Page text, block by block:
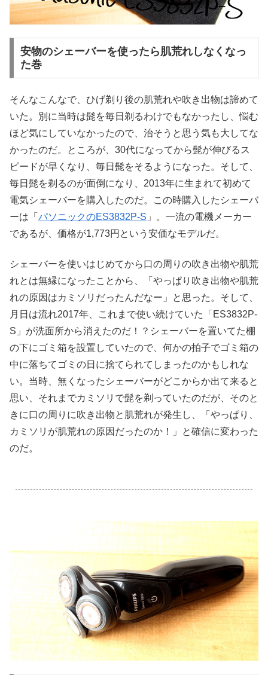
安物のシェーバーを使ったら肌荒れしなくなっ
た巻
そんなこんなで、ひげ剃り後の肌荒れや吹き出物は諦めて
いた。別に当時は髭を毎日剃るわけでもなかったし、悩む
ほど気にしていなかったので、治そうと思う気も大してな
かったのだ。ところが、30代になってから髭が伸びるス
ピードが早くなり、毎日髭をそるようになった。そして、
毎日髭を剃るのが面倒になり、2013年に生まれて初めて
電気シェーバーを購入したのだ。この時購入したシェーバ
ーは「 パソニックのES3832P-S 」。一流の電機メーカー
であるが、価格が1,773円という安価なモデルだ。
シェーバーを使いはじめてから口の周りの吹き出物や肌荒
れとは無縁になったことから、「やっぱり吹き出物や肌荒
れの原因はカミソリだったんだなー」と思った。そして、
月日は流れ2017年、これまで使い続けていた「ES3832P-
S」が洗面所から消えたのだ！？シェーバーを置いてた棚
の下にゴミ箱を設置していたので、何かの拍子でゴミ箱の
中に落ちてゴミの日に捨てられてしまったのかもしれな
い。当時、無くなったシェーバーがどこからか出て来ると
思い、それまでカミソリで髭を剃っていたのだが、そのと
きに口の周りに吹き出物と肌荒れが発生し、「やっぱり、
カミソリが肌荒れの原因だったのか！」と確信に変わった
のだ。